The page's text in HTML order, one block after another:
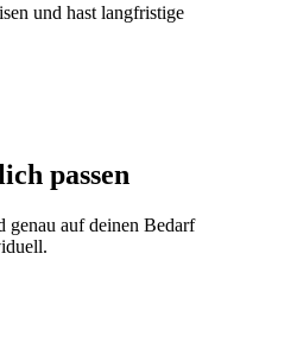
und hast langfristige
passen
genau auf deinen Bedarf